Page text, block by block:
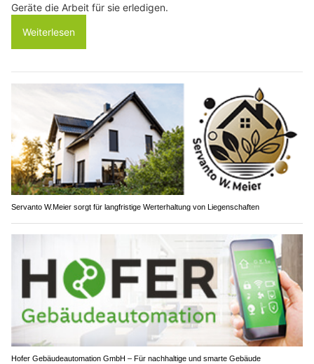
Geräte die Arbeit für sie erledigen.
Weiterlesen
Servanto W.Meier sorgt für langfristige Werterhaltung von Liegenschaften
Hofer Gebäudeautomation GmbH – Für nachhaltige und smarte Gebäude